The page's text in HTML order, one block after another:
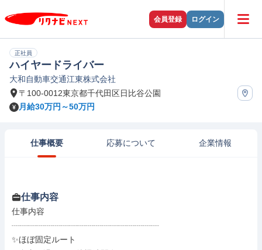
会員登録 ログイン
正社員
ハイヤードライバー
大和自動車交通江東株式会社
〒100-0012東京都千代田区日比谷公園
月給30万円～50万円
仕事概要 応募について 企業情報
仕事内容
仕事内容
┈┈┈┈┈┈┈┈┈┈┈┈┈┈┈┈┈┈
✨ほぼ固定ルート